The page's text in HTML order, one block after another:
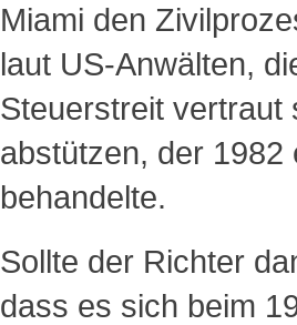
Miami den
laut US-Anwälten,
Steuerstreit vertraut
abstützen, der 1982
behandelte.
Sollte der Richter
dass es sich beim